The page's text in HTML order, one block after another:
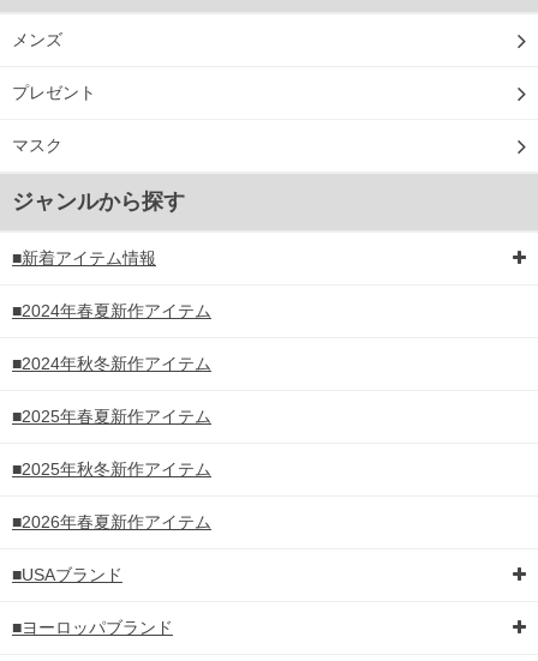
連絡させて頂きますので予めご了承ください。
DETAIL
メンズ
プレゼント
マスク
ジャンルから探す
■新着アイテム情報
■2024年春夏新作アイテム
■2024年秋冬新作アイテム
■2025年春夏新作アイテム
■2025年秋冬新作アイテム
■2026年春夏新作アイテム
■USAブランド
■ヨーロッパブランド